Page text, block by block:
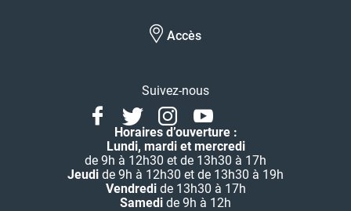
Accès
Suivez-nous
FacebookTwitterInstagramYoutube
Horaires d’ouverture :
Lundi, mardi et mercredi
de 9h à 12h30 et de 13h30 à 17h
Jeudi de 9h à 12h30 et de 13h30 à 19h
Vendredide 13h30 à 17h
Samedi de 9h à 12h